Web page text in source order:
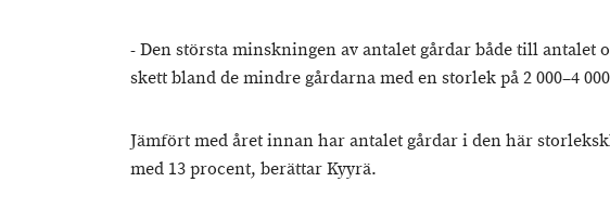
- Den största minskningen av antalet gårdar både till antalet
skett bland de mindre gårdarna med en storlek på 2 000–4
Jämfört med året innan har antalet gårdar i den här
med 13 procent, berättar Kyyrä.